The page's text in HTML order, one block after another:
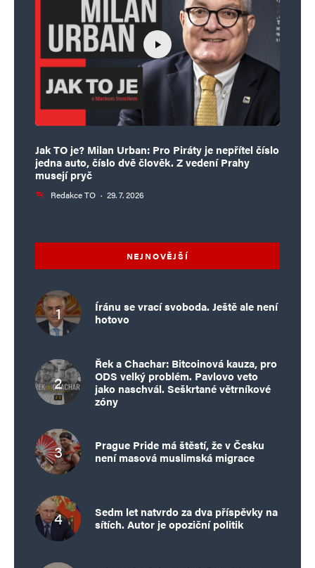
Jak TO je? Milan Urban: Pro Piráty je nepřítel číslo
jedna auto, číslo dvě člověk. Z vedení Prahy
musejí pryč
Redakce TO · 29. 7. 2026
NEJNOVĚJŠÍ
Íránu se vrací svoboda. Ještě ale není
hotovo
Řek a Chachar: Bitcoinová kauza, pro
ODS velký problém. Pavlovo veto
jako naschvál. Seškrtané větrníkové
zóny
Prague Pride má štěstí, že v Česku
není masová muslimská migrace
Sedm let natvrdo za dva příspěvky na
sítích. Autor je opoziční politik